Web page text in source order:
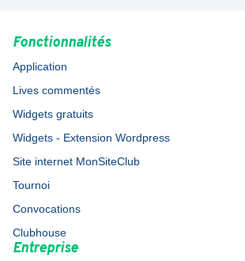
Fonctionnalités
Application
Lives commentés
Widgets gratuits
Widgets - Extension Wordpress
Site internet MonSiteClub
Tournoi
Convocations
Clubhouse
Entreprise